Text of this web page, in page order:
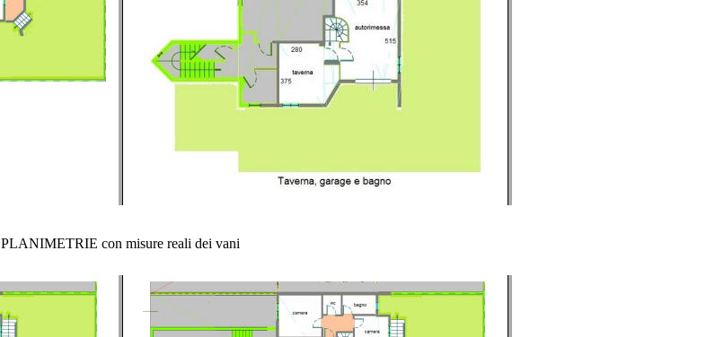
PLANIMETRIE con misure reali dei vani